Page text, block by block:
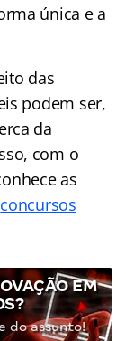
única e a
das
podem ser,
da
com o
as
concursos
EM
do assunto!